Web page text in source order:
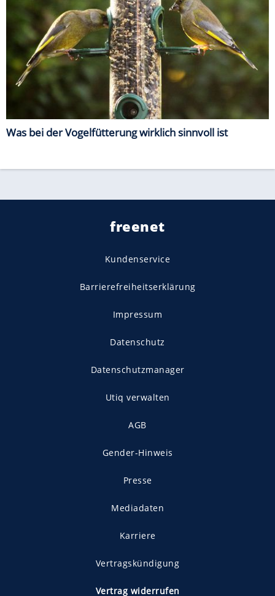
Was bei der Vogelfütterung wirklich sinnvoll ist
freenet
Kundenservice
Barrierefreiheitserklärung
Impressum
Datenschutz
Datenschutzmanager
Utiq verwalten
AGB
Gender-Hinweis
Presse
Mediadaten
Karriere
Vertragskündigung
Vertrag widerrufen